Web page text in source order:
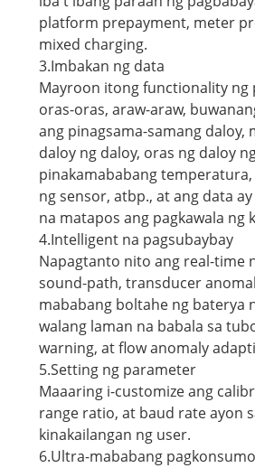
platform prepayment, meter
mixed charging.
3.Imbakan ng data
Mayroon itong functionality ng
oras-oras, araw-araw,
ang pinagsama-samang daloy,
daloy ng daloy, oras ng daloy
pinakamababang temperatura,
ng sensor, atbp., at ang data
na matapos ang pagkawala ng
4.Intelligent na pagsubaybay
Napagtanto nito ang real-time
sound-path, transducer
mababang boltahe ng baterya
walang laman na babala sa
warning, at flow anomaly
5.Setting ng parameter
Maaaring i-customize ang
range ratio, at baud rate ayon
kinakailangan ng user.
6.Ultra-mababang